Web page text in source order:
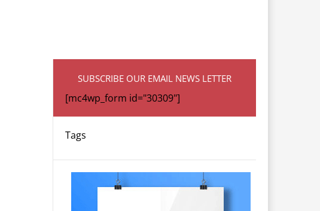
SUBSCRIBE OUR EMAIL NEWS LETTER
[mc4wp_form id="30309"]
Tags